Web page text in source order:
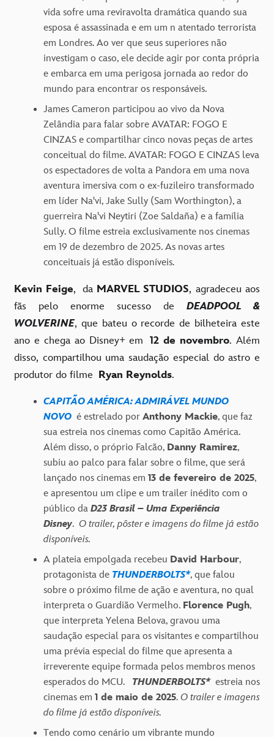
vida sofre uma reviravolta dramática quando sua
esposa é assassinada e em um n atentado terrorista
em Londres. Ao ver que seus superiores não
investigam o caso, ele decide agir por conta própria
e embarca em uma perigosa jornada ao redor do
mundo para encontrar os responsáveis.
James Cameron participou ao vivo da Nova
Zelândia para falar sobre AVATAR: FOGO E
CINZAS e compartilhar cinco novas peças de artes
conceitual do filme. AVATAR: FOGO E CINZAS leva
os espectadores de volta a Pandora em uma nova
aventura imersiva com o ex-fuzileiro transformado
em líder Na'vi, Jake Sully (Sam Worthington), a
guerreira Na'vi Neytiri (Zoe Saldaña) e a família
Sully. O filme estreia exclusivamente nos cinemas
em 19 de dezembro de 2025. As novas artes
conceituais já estão disponíveis.
Kevin Feige, da MARVEL STUDIOS, agradeceu aos
fãs pelo enorme sucesso de DEADPOOL &
WOLVERINE, que bateu o recorde de bilheteira este
ano e chega ao Disney+ em 12 de novembro. Além
disso, compartilhou uma saudação especial do astro e
produtor do filme Ryan Reynolds.
CAPITÃO AMÉRICA: ADMIRÁVEL MUNDO
NOVO é estrelado por Anthony Mackie, que faz
sua estreia nos cinemas como Capitão América.
Além disso, o próprio Falcão, Danny Ramirez,
subiu ao palco para falar sobre o filme, que será
lançado nos cinemas em 13 de fevereiro de 2025,
e apresentou um clipe e um trailer inédito com o
público da D23 Brasil – Uma Experiência
Disney. O trailer, pôster e imagens do filme já estão
disponíveis.
A plateia empolgada recebeu David Harbour,
protagonista de THUNDERBOLTS*, que falou
sobre o próximo filme de ação e aventura, no qual
interpreta o Guardião Vermelho. Florence Pugh,
que interpreta Yelena Belova, gravou uma
saudação especial para os visitantes e compartilhou
uma prévia especial do filme que apresenta a
irreverente equipe formada pelos membros menos
esperados do MCU. THUNDERBOLTS*estreia nos
cinemas em 1 de maio de 2025. O trailer e imagens
do filme já estão disponíveis.
Tendo como cenário um vibrante mundo